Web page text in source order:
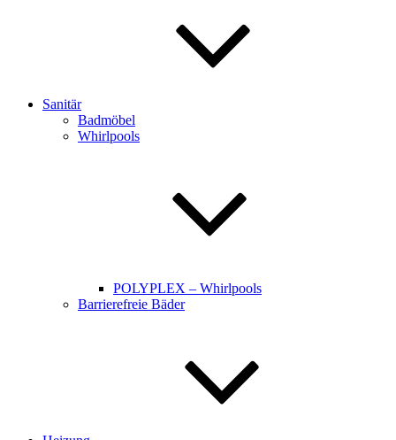
Sanitär
Badmöbel
Whirlpools
POLYPLEX – Whirlpools
Barrierefreie Bäder